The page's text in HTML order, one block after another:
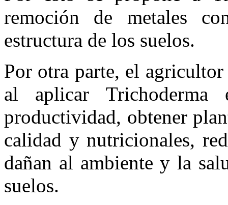
remoción de metales
estructura de los suelos.
Por otra parte, el
al aplicar
productividad, obtener
calidad y nutricionales,
dañan al ambiente y la
suelos.